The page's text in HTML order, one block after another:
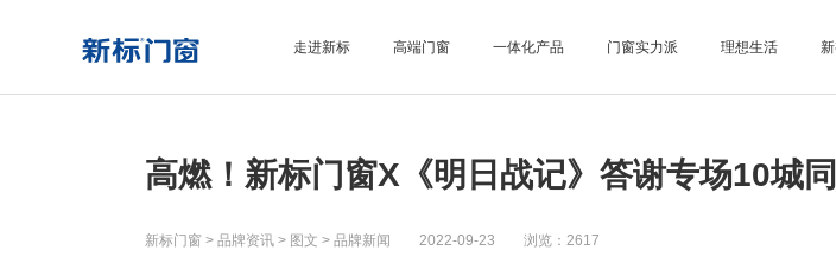
走进新标 高端门窗 一体化产品 门窗实力派 理想生活
高燃！新标门窗X《明日战记》答谢专场10城
新标门窗 > 品牌资讯 > 图文 > 品牌新闻 2022-09-23 浏览：2617